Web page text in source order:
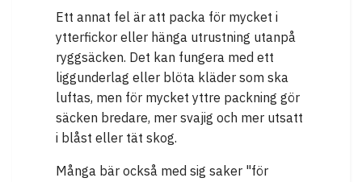
Ett annat fel är att packa för mycket i
ytterfickor eller hänga utrustning utanpå
ryggsäcken. Det kan fungera med ett
liggunderlag eller blöta kläder som ska
luftas, men för mycket yttre packning gör
säcken bredare, mer svajig och mer utsatt
i blåst eller tät skog.
Många bär också med sig saker "för